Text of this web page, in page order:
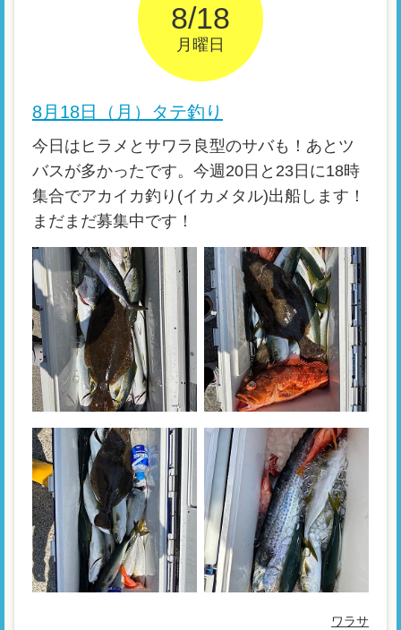
8/18
月曜日
8月18日（月）タテ釣り
今日はヒラメとサワラ良型のサバも！あとツ
バスが多かったです。今週20日と23日に18時
集合でアカイカ釣り(イカメタル)出船します！
まだまだ募集中です！
ワラサ